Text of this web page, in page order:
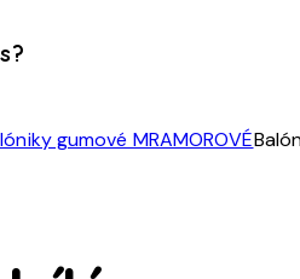
gumové MRAMOROVÉ